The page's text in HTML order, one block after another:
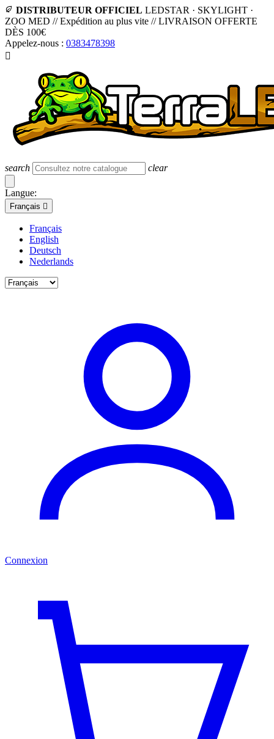
DISTRIBUTEUR OFFICIEL LEDSTAR · SKYLIGHT ·
ZOO MED // Expédition au plus vite // LIVRAISON OFFERTE
DÈS 100€
Appelez-nous : 0383478398

search clear
Langue:
Français 
Français
English
Deutsch
Nederlands
Connexion